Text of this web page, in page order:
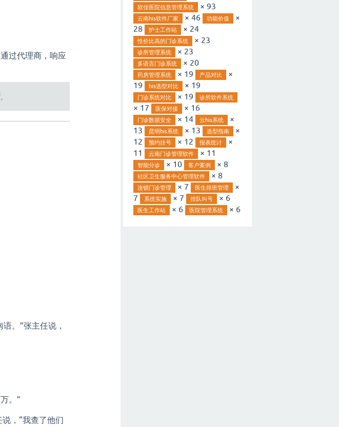
过代理商，响应
。”张主任说，
。”
，“我查了他们
软佳医院信息管理系统 × 93
云南his软件厂家 × 46 功能价值
×
28
护士工作站 × 24
性价比高的门诊系统 × 23
诊所管理系统 × 23
多语言门诊系统 × 20
药房管理系统 × 19 产品对比
×
19
his选型对比 × 19
门诊系统对比 × 19 诊所软件系统
× 17 医保对接 × 16
门诊数据安全 × 14 云his系统
×
13
昆明his系统 × 13 选型指南
×
12
预约挂号 × 12 报表统计
×
11
云南门诊管理软件 × 11
智能分诊 × 10 客户案例 × 8
社区卫生服务中心管理软件 × 8
连锁门诊管理 × 7 医生排班管理
×
7
系统实施 × 7 排队叫号 × 6
医生工作站 × 6 医院管理系统 × 6